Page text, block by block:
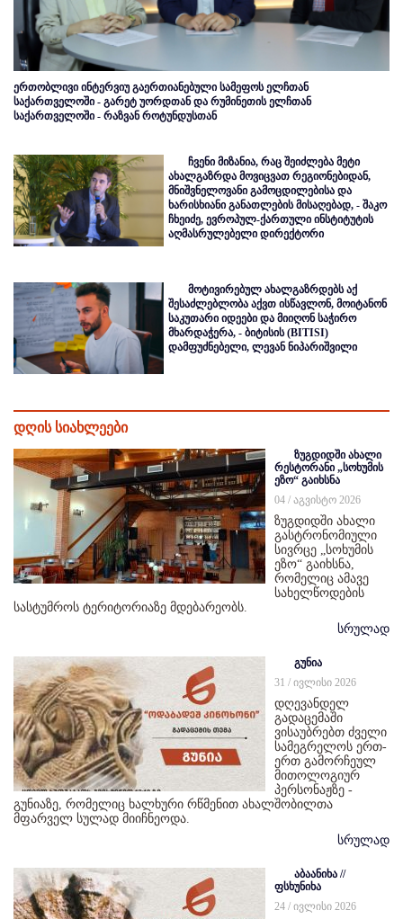
ერთობლივი ინტერვიუ გაერთიანებული სამეფოს ელჩთან
საქართველოში - გარეტ უორდთან და რუმინეთის ელჩთან
საქართველოში - რაზვან როტუნდუსთან
ჩვენი მიზანია, რაც შეიძლება მეტი
ახალგაზრდა მოვიცვათ რეგიონებიდან,
მნიშვნელოვანი გამოცდილებისა და
ხარისხიანი განათლების მისაღებად, - შაკო
ჩხეიძე, ევროპულ-ქართული ინსტიტუტის
აღმასრულებელი დირექტორი
მოტივირებულ ახალგაზრდებს აქ
შესაძლებლობა აქვთ ისწავლონ, მოიტანონ
საკუთარი იდეები და მიიღონ საჭირო
მხარდაჭერა, - ბიტისის (BITISI)
დამფუძნებელი, ლევან ნიპარიშვილი
დღის სიახლეები
ზუგდიდში ახალი
რესტორანი „სოხუმის
ეზო“ გაიხსნა
04 / აგვისტო 2026
ზუგდიდში ახალი
გასტრონომიული
სივრცე „სოხუმის
ეზო“ გაიხსნა,
რომელიც ამავე
სახელწოდების
სასტუმროს ტერიტორიაზე მდებარეობს.
სრულად
გუნია
31 / ივლისი 2026
დღევანდელ
გადაცემაში
ვისაუბრებთ ძველი
სამეგრელოს ერთ-
ერთ გამორჩეულ
მითოლოგიურ
პერსონაჟზე -
გუნიაზე, რომელიც ხალხური რწმენით ახალშობილთა
მფარველ სულად მიიჩნეოდა.
სრულად
აბაანიხა //
ფსხუნიხა
24 / ივლისი 2026